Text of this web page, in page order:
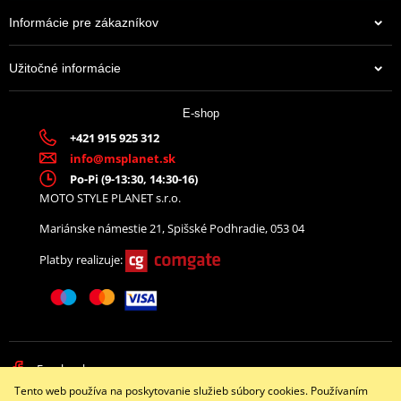
PDF Spec sheet – specifikační list NICKEL SPARK PLUGS
Výrobca
Označenie dílera
1127
JP
Na centrálnom sklade
Informácie pre zákazníkov
Užitočné informácie
E-shop
+421 915 925 312
info@msplanet.sk
Po-Pi (9-13:30, 14:30-16)
MOTO STYLE PLANET s.r.o.
Mariánske námestie 21, Spišské Podhradie, 053 04
Platby realizuje:
Facebook
Tento web používa na poskytovanie služieb súbory cookies. Používaním